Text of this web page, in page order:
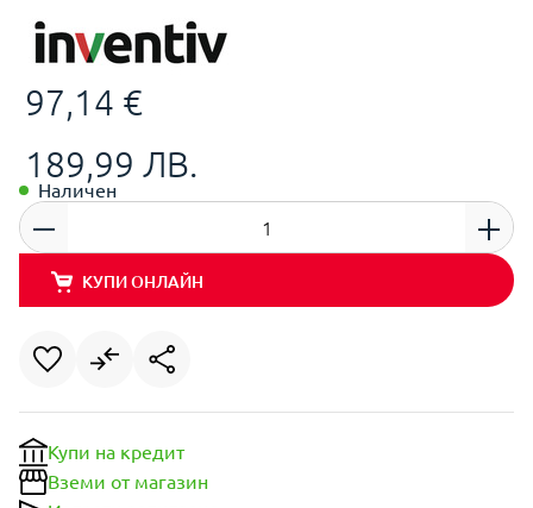
97,14 €
189,99 ЛВ.
Наличен
КУПИ ОНЛАЙН
Купи на кредит
Вземи от магазин